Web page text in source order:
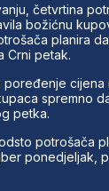
četvrtina
božićnu
planira
Crni petak.
poređenje cijena
spremno
petka.
potrošača
ponedjeljak,